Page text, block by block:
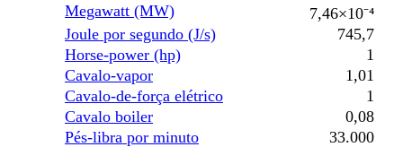
Megawatt (MW)
7,46×10⁻⁴
Joule por segundo (J/s)
745,7
Horse-power (hp)
1
Cavalo-vapor
1,01
Cavalo-de-força elétrico
1
Cavalo boiler
0,08
Pés-libra por minuto
33.000